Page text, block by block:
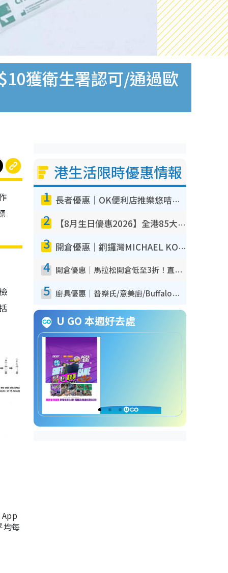
獲衛生署認可/通過歐
均每
港生活限時優惠情報
1 長者優惠｜OK便利店推樂悠咭優惠！買麵包/牛奶/保健品拍卡即減
2 【8月生日優惠2026】全港85大食買玩著數攻略 自助餐/火鍋放題同行免費＋誠品/DONKI送現金券
3 開倉優惠｜銅鑼灣MICHAEL KORS開倉低至17折！直擊$500起買手袋/銀包/鞋款 必買經典Jet Set系列
4 開倉優惠｜馬拉松開倉低至3折！直擊$99起買adidas／New Balance／Puma鞋款 STANLEY保溫杯劈價至$119起
5 廚具優惠｜普樂氏/意美廚/Buffalo廚具低至3折！$89起買煎鍋／炒鑊／個人鍋 同場小家電激減至$99起
U GO 本週好去處